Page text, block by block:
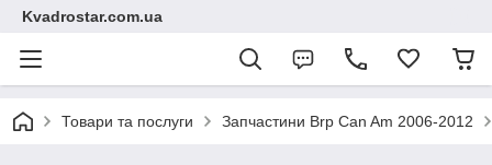
Kvadrostar.com.ua
Товари та послуги Запчастини Brp Can Am 2006-2012